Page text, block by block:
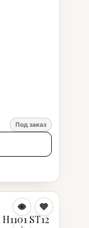
Под заказ
ST12